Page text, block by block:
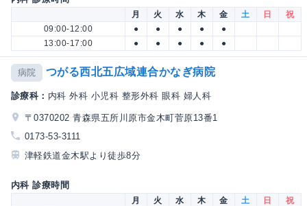
月 火 水 木 金 土 日
祝
09:00-12:00
● ● ● ●
●
13:00-17:00
● ● ● ● ●
病院 つがる西北五広域連合かなぎ病院
診療科： 内科 外科 小児科 整形外科 眼科 婦人科
〒0370202 青森県五所川原市金木町菅原13番1
0173-53-3111
津軽鉄道金木駅より徒歩8分
内科 診療時間
月 火 水 木 金 土 日
祝